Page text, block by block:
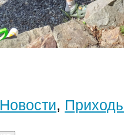
Новости,